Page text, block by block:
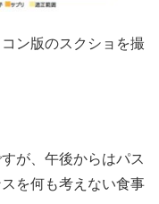
ン版のスクショを撮
が、午後からはパス
を何も考えない食事